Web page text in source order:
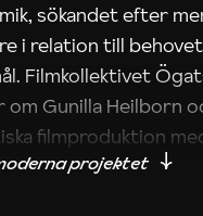
sökandet efter
i relation till
Filmkollektivet
om Gunilla Heilborn
filmproduktion
svårt det kan vara